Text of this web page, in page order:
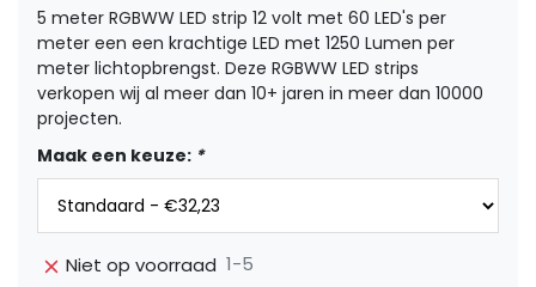
5 meter RGBWW LED strip 12 volt met 60 LED's per
meter een een krachtige LED met 1250 Lumen per
meter lichtopbrengst. Deze RGBWW LED strips
verkopen wij al meer dan 10+ jaren in meer dan 10000
projecten.
Maak een keuze: *
Niet op voorraad 1-5